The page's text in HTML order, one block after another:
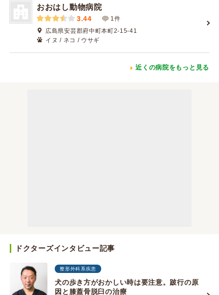
おおはし動物病院
3.44
1件
広島県安芸郡府中町本町2-15-41
イヌ / ネコ / ウサギ
近くの病院をもっと見る
ドクターズインタビュー記事
整形外科系疾患
犬の歩き方がおかしい時は要注意。跛行の原
因と膝蓋骨脱臼の治療